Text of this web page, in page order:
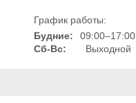
График работы:
Будние:
09:00–17:00
Сб-Вс:
Выходной